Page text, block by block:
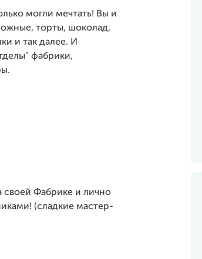
могли мечтать! Вы и
торты, шоколад,
и так далее. И
фабрики,
своей Фабрике и лично
(сладкие мастер-